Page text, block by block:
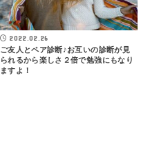
2022.02.26
ご友人とペア診断♪お互いの診断が見
られるから楽しさ２倍で勉強にもなり
ますよ！